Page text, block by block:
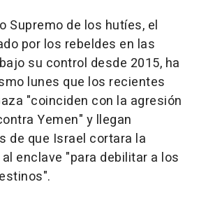
Supremo de los hutíes, el
por los rebeldes en las
su control desde 2015, ha
lunes que los recientes
"coinciden con la agresión
Yemen" y llegan
de que Israel cortara la
enclave "para debilitar a los